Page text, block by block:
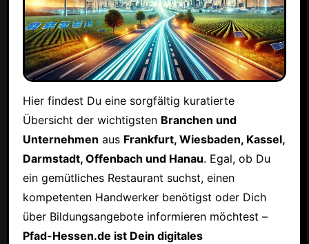
Hier findest Du eine sorgfältig kuratierte
Übersicht der wichtigsten Branchen und
Unternehmen aus Frankfurt, Wiesbaden, Kassel,
Darmstadt, Offenbach und Hanau. Egal, ob Du
ein gemütliches Restaurant suchst, einen
kompetenten Handwerker benötigst oder Dich
über Bildungsangebote informieren möchtest –
Pfad-Hessen.de ist Dein digitales